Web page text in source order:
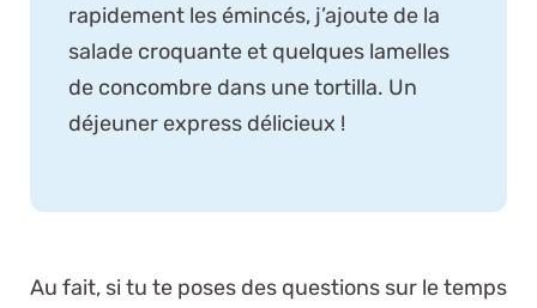
rapidement les émincés, j’ajoute de la
salade croquante et quelques lamelles
de concombre dans une tortilla. Un
déjeuner express délicieux !
Au fait, si tu te poses des questions sur le temps